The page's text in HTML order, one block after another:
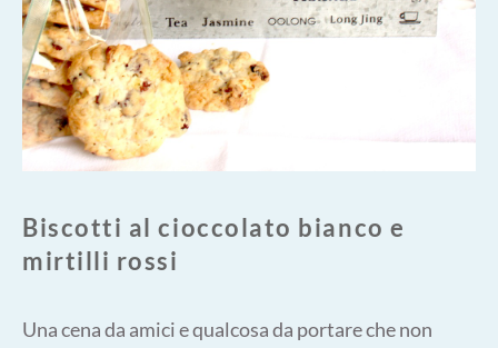
Biscotti al cioccolato bianco e
mirtilli rossi
Una cena da amici e qualcosa da portare che non